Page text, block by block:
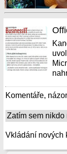
Komentáře,
Zatím sem nikdo
Vkládání nových